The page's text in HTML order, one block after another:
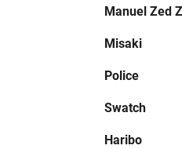
Manuel Zed
Misaki
Police
Swatch
Haribo